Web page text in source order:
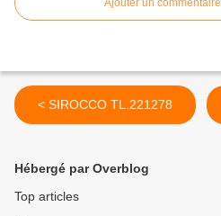
Ajouter un commentaire
< SIROCCO TL.221278
Hébergé par Overblog
Top articles